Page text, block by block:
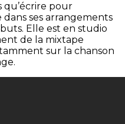
qu’écrire pour
dans ses arrangements
Elle est en studio
de la mixtape
sur la chanson